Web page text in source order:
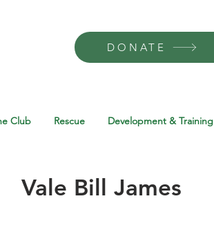
DONATE
Club Rescue Development & Training
Vale Bill James